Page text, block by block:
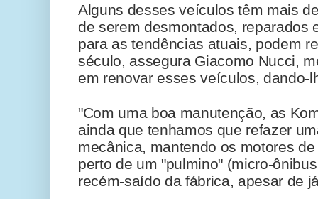
Alguns desses veículos têm mais
de serem desmontados, reparados
para as tendências atuais, podem
século, assegura Giacomo Nucci,
em renovar esses veículos, dando-
"Com uma boa manutenção, as
ainda que tenhamos que refazer
mecânica, mantendo os motores
perto de um "pulmino" (micro-
recém-saído da fábrica, apesar de